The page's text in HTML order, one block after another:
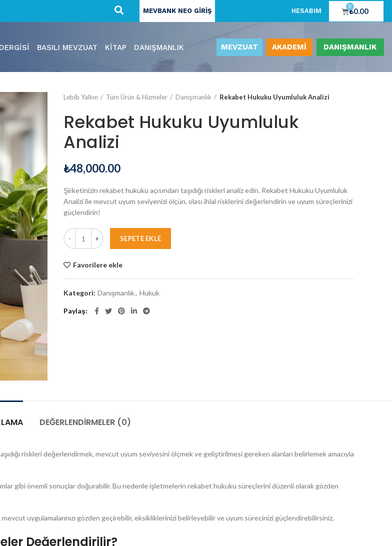
MEVBANK NEO GİRİŞ HESABIM ₺0.00
0
BASILI MEVZUAT KITAP DANIŞMANLIK MEVZUAT AKADEMİ DANIŞMANLIK
Lebib Yalkın Tüm Ürün & Hizmeler Danışmanlık Rekabet Hukuku Uyumluluk Analizi
Rekabet Hukuku Uyumluluk
Analizi
₺48,000.00
Şirketinizin rekabet hukuku açısından taşıdığı riskleri analiz edin. Rekabet Hukuku Uyumluluk
Analizi ile mevcut uyum seviyenizi ölçün, olası ihlal risklerini değerlendirin ve uyum süreçlerinizi
güçlendirin!
SEPETE EKLE
Favorilere ekle
Kategori: Danışmanlık, Hukuk
Paylaş
DEĞERLENDIRMELER (0)
riskleri değerlendirmek, mevcut uyum seviyesini ölçmek ve geliştirilmesi gereken alanları belirlemek amacıyla
gibi önemli sonuçlar doğurabilir. Bu nedenle işletmelerin rekabet hukuku süreçlerini düzenli olarak gözden
uygulamalarınızı gözden geçirebilir, eksikliklerinizi belirleyebilir ve uyum sürecinizi güçlendirebilirsiniz.
Değerlendirilir?